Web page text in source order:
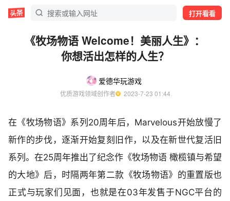
打开看看
《牧场物语 Welcome！美丽人生》：
你想活出怎样的人生？
爱德华玩游戏
优质游戏领域创作者
  2023-7-23 01:44
在《牧场物语》系列20周年后，Marvelous开始放慢了
新作的步伐，逐渐开始复刻旧作，以及在新世代复活旧
系列。在25周年推出了纪念作《牧场物语 橄榄镇与希望
的大地》后，时隔两年第二款《牧场物语》的重置版也
正式与玩家们见面，也就是在03年发售于NGC平台的